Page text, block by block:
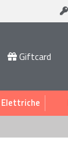
Giftcard